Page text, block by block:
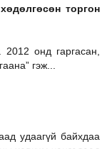
торгон
онд гаргасан,
гэж...
удаагүй байхдаа